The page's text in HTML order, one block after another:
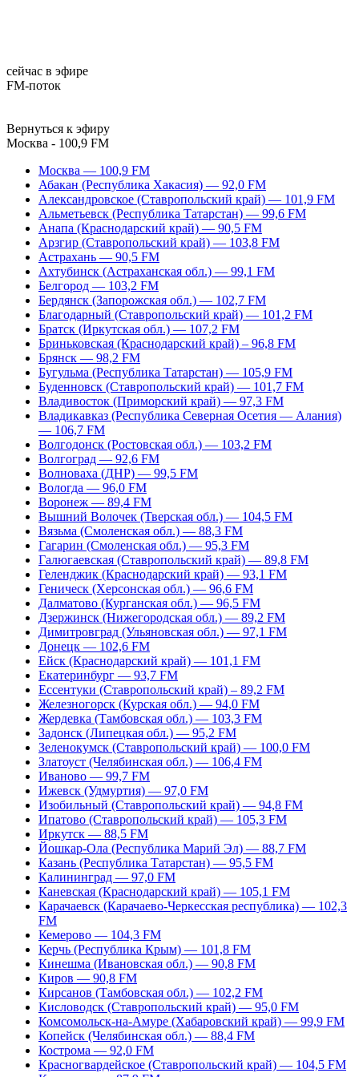
сейчас в эфире
FM-поток
Вернуться к эфиру
Москва - 100,9 FM
Москва — 100,9 FM
Абакан (Республика Хакасия) — 92,0 FM
Александровское (Ставропольский край) — 101,9 FM
Альметьевск (Республика Татарстан) — 99,6 FM
Анапа (Краснодарский край) — 90,5 FM
Арзгир (Ставропольский край) — 103,8 FM
Астрахань — 90,5 FM
Ахтубинск (Астраханская обл.) — 99,1 FM
Белгород — 103,2 FM
Бердянск (Запорожская обл.) — 102,7 FM
Благодарный (Ставропольский край) — 101,2 FM
Братск (Иркутская обл.) — 107,2 FM
Бриньковская (Краснодарский край) – 96,8 FM
Брянск — 98,2 FM
Бугульма (Республика Татарстан) — 105,9 FM
Буденновск (Ставропольский край) — 101,7 FM
Владивосток (Приморский край) — 97,3 FM
Владикавказ (Республика Северная Осетия — Алания)
— 106,7 FM
Волгодонск (Ростовская обл.) — 103,2 FM
Волгоград — 92,6 FM
Волноваха (ДНР) — 99,5 FM
Вологда — 96,0 FM
Воронеж — 89,4 FM
Вышний Волочек (Тверская обл.) — 104,5 FM
Вязьма (Смоленская обл.) — 88,3 FM
Гагарин (Смоленская обл.) — 95,3 FM
Галюгаевская (Ставропольский край) — 89,8 FM
Геленджик (Краснодарский край) — 93,1 FM
Геническ (Херсонская обл.) — 96,6 FM
Далматово (Курганская обл.) — 96,5 FM
Дзержинск (Нижегородская обл.) — 89,2 FM
Димитровград (Ульяновская обл.) — 97,1 FM
Донецк — 102,6 FM
Ейск (Краснодарский край) — 101,1 FM
Екатеринбург — 93,7 FM
Ессентуки (Ставропольский край) – 89,2 FM
Железногорск (Курская обл.) — 94,0 FM
Жердевка (Тамбовская обл.) — 103,3 FM
Задонск (Липецкая обл.) — 95,2 FM
Зеленокумск (Ставропольский край) — 100,0 FM
Златоуст (Челябинская обл.) — 106,4 FM
Иваново — 99,7 FM
Ижевск (Удмуртия) — 97,0 FM
Изобильный (Ставропольский край) — 94,8 FM
Ипатово (Ставропольский край) — 105,3 FM
Иркутск — 88,5 FM
Йошкар-Ола (Республика Марий Эл) — 88,7 FM
Казань (Республика Татарстан) — 95,5 FM
Калининград — 97,0 FM
Каневская (Краснодарский край) — 105,1 FM
Карачаевск (Карачаево-Черкесская республика) — 102,3
FM
Кемерово — 104,3 FM
Керчь (Республика Крым) — 101,8 FM
Кинешма (Ивановская обл.) — 90,8 FM
Киров — 90,8 FM
Кирсанов (Тамбовская обл.) — 102,2 FM
Кисловодск (Ставропольский край) — 95,0 FM
Комсомольск-на-Амуре (Хабаровский край) — 99,9 FM
Копейск (Челябинская обл.) — 88,4 FM
Кострома — 92,0 FM
Красногвардейское (Ставропольский край) — 104,5 FM